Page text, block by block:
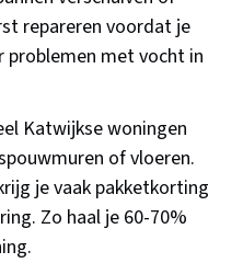
repareren voordat je
problemen met vocht in
Katwijkse woningen
of vloeren.
je vaak pakketkorting
Zo haal je 60-70%